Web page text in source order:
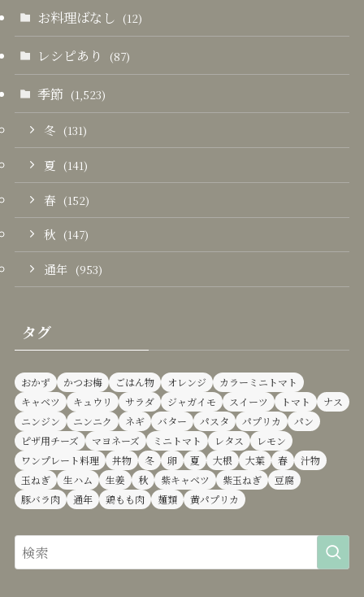
お料理ばなし (12)
レシピあり (87)
季節 (1,523)
冬 (131)
夏 (141)
春 (152)
秋 (147)
通年 (953)
タグ
おかず かつお梅 ごはん物 オレンジ
カラーミニトマト
キャベツ
キュウリ サラダ ジャガイモ スイーツ トマト
ナス
ニンジン
ニンニク ネギ バター パスタ パプリカ
パン
ピザ用チーズ
マヨネーズ ミニトマト レタス
レモン
ワンプレート料理
丼物 冬 卵 夏 大根 大葉 春
汁物
玉ねぎ
生ハム 生姜 秋 紫キャベツ 紫玉ねぎ
豆腐
豚バラ肉
通年 鶏もも肉 麺類 黄パプリカ